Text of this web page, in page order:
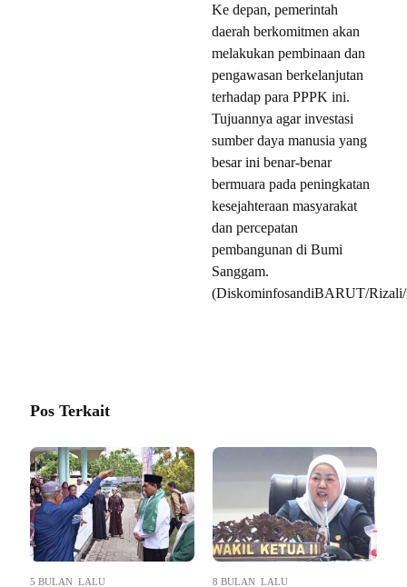
Ke depan, pemerintah
daerah berkomitmen akan
melakukan pembinaan dan
pengawasan berkelanjutan
terhadap para PPPK ini.
Tujuannya agar investasi
sumber daya manusia yang
besar ini benar-benar
bermuara pada peningkatan
kesejahteraan masyarakat
dan percepatan
pembangunan di Bumi
Sanggam.
(DiskominfosandiBARUT/
Pos Terkait
5 BULAN LALU 8 BULAN LALU